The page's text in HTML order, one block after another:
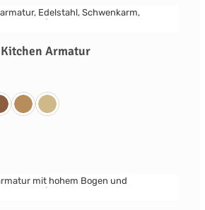
Kitchen Armatur
Gebürstet
MattSchwarz Gebürstet PVD
Kupfer Gebürstet PVD
726 Warm Bronze Gebürstet PVD
727 Messing Gebürstet PVD